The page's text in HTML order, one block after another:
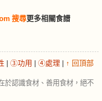
搜尋更多相關食譜
| ③功用 | ④處理 | ↑ 回頂部
於認識食材、善用食材，絕不